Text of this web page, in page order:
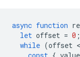
async function
let offset = 0 ;
while (offset <